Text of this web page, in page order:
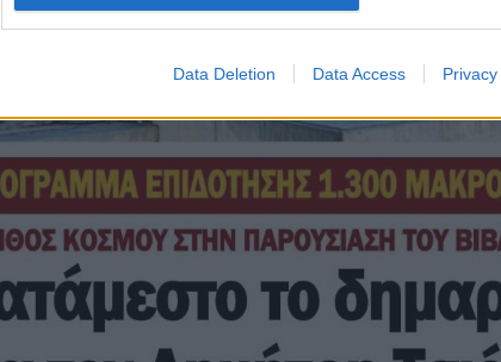
Data Deletion Data Access